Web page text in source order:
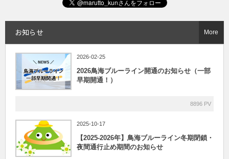
お知らせ
2026-02-25
2026鳥海ブルーライン開通のお知らせ（一部
早期開通！）
8896 PV
2025-10-17
【2025-2026年】鳥海ブルーライン冬期閉鎖・
夜間通行止め期間のお知らせ
More